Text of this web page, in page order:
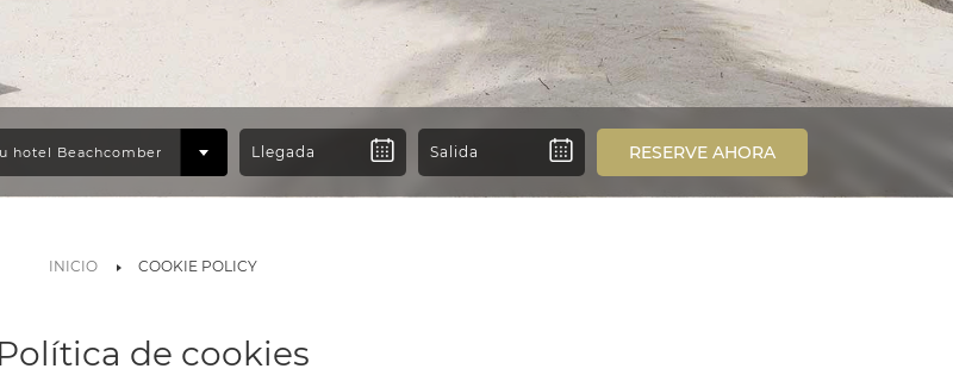
RESERVE AHORA
INICIO COOKIE POLICY
Política de cookies